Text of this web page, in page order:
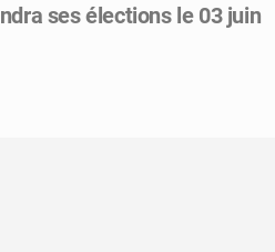
ses élections le 03 juin